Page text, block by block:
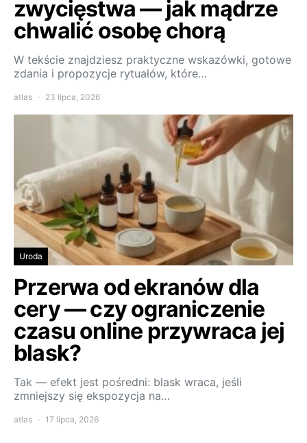
zwycięstwa — jak mądrze
chwalić osobę chorą
W tekście znajdziesz praktyczne wskazówki, gotowe
zdania i propozycje rytuałów, które…
atlas 23 lipca, 2026
Uroda
Przerwa od ekranów dla
cery — czy ograniczenie
czasu online przywraca jej
blask?
Tak — efekt jest pośredni: blask wraca, jeśli
zmniejszy się ekspozycja na…
atlas 17 lipca, 2026